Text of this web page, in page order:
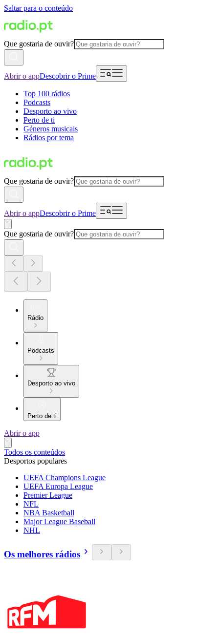
Saltar para o conteúdo
Que gostaria de ouvir?
Abrir o appDescobrir o Prime
Top 100 rádios
Podcasts
Desporto ao vivo
Perto de ti
Géneros musicais
Rádios por tema
Que gostaria de ouvir?
Abrir o appDescobrir o Prime
Que gostaria de ouvir?
Rádio
Podcasts
Desporto ao vivo
Perto de ti
Abrir o app
Todos os conteúdos
Desportos populares
UEFA Champions League
UEFA Europa League
Premier League
NFL
NBA Basketball
Major League Baseball
NHL
Os melhores rádios